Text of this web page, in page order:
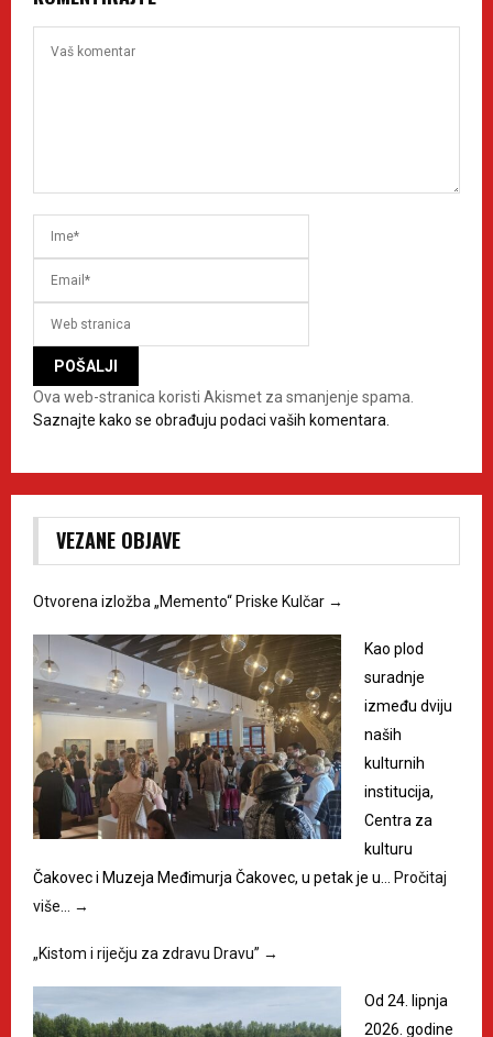
Ova web-stranica koristi Akismet za smanjenje spama.
Saznajte kako se obrađuju podaci vaših komentara.
VEZANE OBJAVE
Otvorena izložba „Memento“ Priske Kulčar →
Kao plod
suradnje
između dviju
naših
kulturnih
institucija,
Centra za
kulturu
Čakovec i Muzeja Međimurja Čakovec, u petak je u…
Pročitaj
više…
→
„Kistom i riječju za zdravu Dravu” →
Od 24. lipnja
2026. godine